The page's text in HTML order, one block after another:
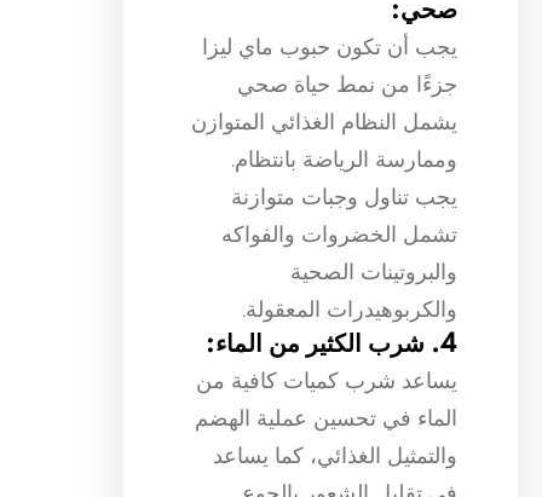
صحي:
يجب أن تكون حبوب ماي ليزا
جزءًا من نمط حياة صحي
يشمل النظام الغذائي المتوازن
وممارسة الرياضة بانتظام.
يجب تناول وجبات متوازنة
تشمل الخضروات والفواكه
والبروتينات الصحية
والكربوهيدرات المعقولة.
4. شرب الكثير من الماء:
يساعد شرب كميات كافية من
الماء في تحسين عملية الهضم
والتمثيل الغذائي، كما يساعد